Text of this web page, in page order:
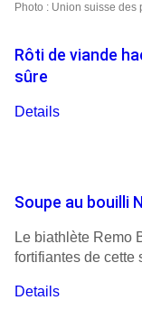
Photo : Union suisse
Rôti de viande
sûre
Details
Soupe au bouilli
Le biathlète Remo
fortifiantes de cette
Details